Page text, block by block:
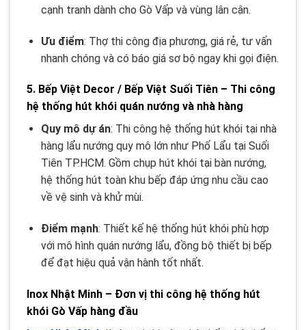
cạnh tranh dành cho Gò Vấp và vùng lân cận.
Ưu điểm: Thợ thi công địa phương, giá rẻ, tư vấn
nhanh chóng và có báo giá sơ bộ ngay khi gọi điện.
5. Bếp Việt Decor / Bếp Việt Suối Tiên – Thi công
hệ thống hút khói quán nướng và nhà hàng
Quy mô dự án: Thi công hệ thống hút khói tại nhà
hàng lẩu nướng quy mô lớn như Phố Lẩu tại Suối
Tiên TP.HCM. Gồm chụp hút khói tại bàn nướng,
hệ thống hút toàn khu bếp đáp ứng nhu cầu cao
về vệ sinh và khử mùi.
Điểm mạnh: Thiết kế hệ thống hút khói phù hợp
với mô hình quán nướng lẩu, đồng bộ thiết bị bếp
để đạt hiệu quả vận hành tốt nhất.
Inox Nhật Minh – Đơn vị thi công hệ thống hút
khói Gò Vấp hàng đầu